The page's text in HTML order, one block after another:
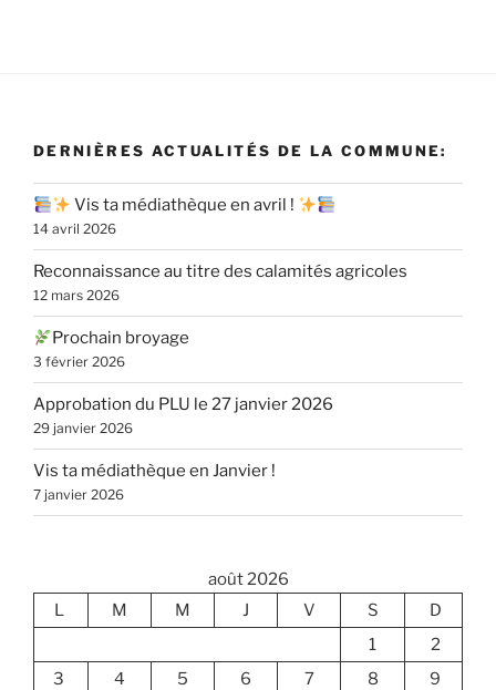
DERNIÈRES ACTUALITÉS DE LA COMMUNE:
Vis ta médiathèque en avril !
14 avril 2026
Reconnaissance au titre des calamités agricoles
12 mars 2026
Prochain broyage
3 février 2026
Approbation du PLU le 27 janvier 2026
29 janvier 2026
Vis ta médiathèque en Janvier !
7 janvier 2026
août 2026
L
M M J V S
D
1
2
3
4 5 6 7 8
9